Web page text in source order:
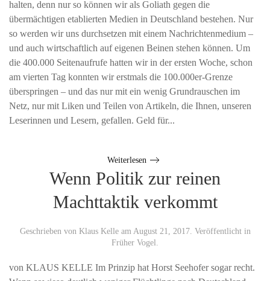
halten, denn nur so können wir als Goliath gegen die
übermächtigen etablierten Medien in Deutschland bestehen. Nur
so werden wir uns durchsetzen mit einem Nachrichtenmedium –
und auch wirtschaftlich auf eigenen Beinen stehen können. Um
die 400.000 Seitenaufrufe hatten wir in der ersten Woche, schon
am vierten Tag konnten wir erstmals die 100.000er-Grenze
überspringen – und das nur mit ein wenig Grundrauschen im
Netz, nur mit Liken und Teilen von Artikeln, die Ihnen, unseren
Leserinnen und Lesern, gefallen. Geld für...
Weiterlesen
Wenn Politik zur reinen
Machttaktik verkommt
Geschrieben von Klaus Kelleam August 21, 2017. Veröffentlicht in
Früher Vogel
von KLAUS KELLE Im Prinzip hat Horst Seehofer sogar recht.